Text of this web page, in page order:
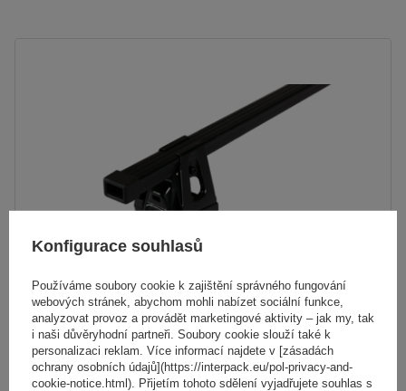
Střešní nosič Mont Blanc Supra 2
Konfigurace souhlasů
Používáme soubory cookie k zajištění správného fungování
webových stránek, abychom mohli nabízet sociální funkce,
analyzovat provoz a provádět marketingové aktivity – jak my, tak
i naši důvěryhodní partneři. Soubory cookie slouží také k
personalizaci reklam. Více informací najdete v [zásadách
ochrany osobních údajů](https://interpack.eu/pol-privacy-and-
cookie-notice.html). Přijetím tohoto sdělení vyjadřujete souhlas s